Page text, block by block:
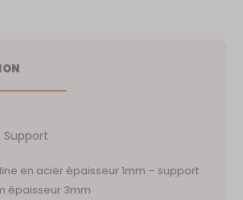
Support
en acier épaisseur 1mm – support
épaisseur 3mm